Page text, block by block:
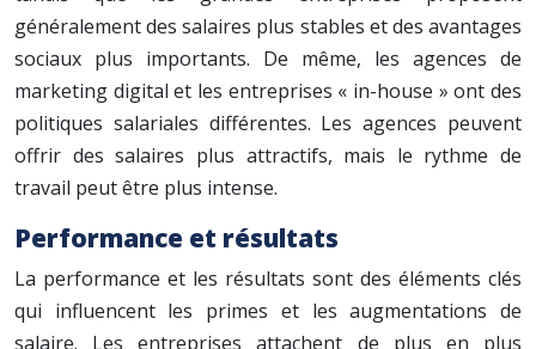
généralement des salaires plus stables et des avantages
sociaux plus importants. De même, les agences de
marketing digital et les entreprises « in-house » ont des
politiques salariales différentes. Les agences peuvent
offrir des salaires plus attractifs, mais le rythme de
travail peut être plus intense.
Performance et résultats
La performance et les résultats sont des éléments clés
qui influencent les primes et les augmentations de
salaire. Les entreprises attachent de plus en plus